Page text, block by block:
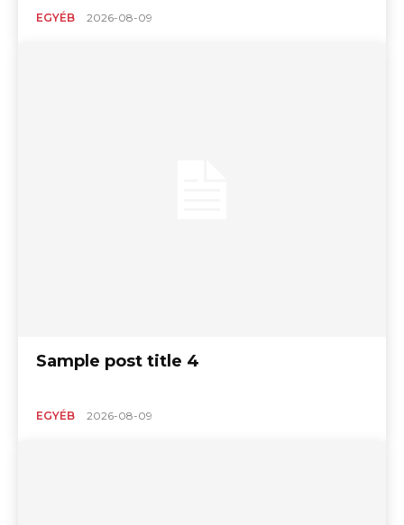
EGYÉB 2026-08-09
Sample post title 4
EGYÉB 2026-08-09